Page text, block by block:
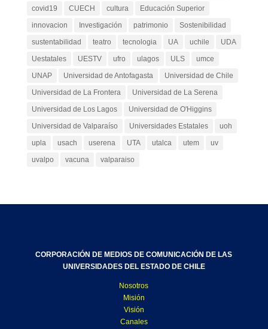
covid19
CUECH cultura
Educación Superior
innovacion
Investigación patrimonio
Sostenibilidad
sustentabilidad
teatro tecnologia UA uchile
UDA
Uestatales
UESTV ufro ulagos ULS
umce
UNAP
Universidad de Antofagasta
Universidad de Chile
Universidad de La Frontera
Universidad de La Serena
Universidad de Los Lagos
Universidad de O'Higgins
Universidad de Valparaíso
Universidades Estatales
uoh
upla
usach userena UTA utalca utem
uv
uvalpo
vacuna valparaiso
CORPORACIÓN DE MEDIOS DE COMUNICACIÓN DE LAS
UNIVERSIDADES DEL ESTADO DE CHILE
Nosotros
Misión
Visión
Canales